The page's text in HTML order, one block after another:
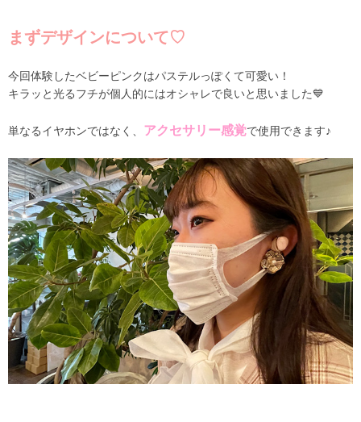
まずデザインについて♡
今回体験したベビーピンクはパステルっぽくて可愛い！
キラッと光るフチが個人的にはオシャレで良いと思いました💙
単なるイヤホンではなく、 アクセサリー感覚で使用できます♪